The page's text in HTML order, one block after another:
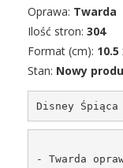
Oprawa: Twarda
Ilość stron: 304
Format (cm): 10.5
Stan: Nowy
Disney
- Twarda